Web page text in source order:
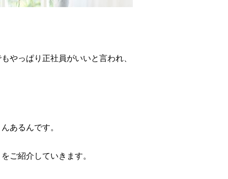
やっぱり正社員がいいと言われ、
あるんです。
ご紹介していきます。